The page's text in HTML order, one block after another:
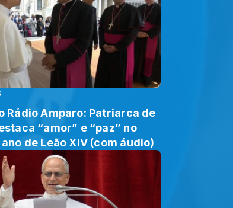
Rádio Amparo: Patriarca de
“amor” e “paz” no
de Leão XIV (com áudio)